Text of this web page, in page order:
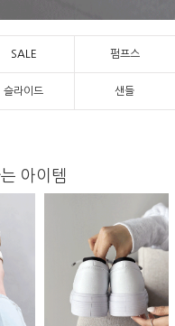
SALE 펌프스
슬라이드 샌들
아이템